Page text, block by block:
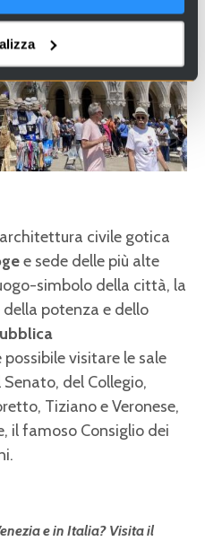
civile gotica
e sede delle più alte
simbolo della città, la
potenza e dello
visitare le sale
del Collegio,
Tiziano e Veronese,
il famoso Consiglio dei
e in Italia? Visita il